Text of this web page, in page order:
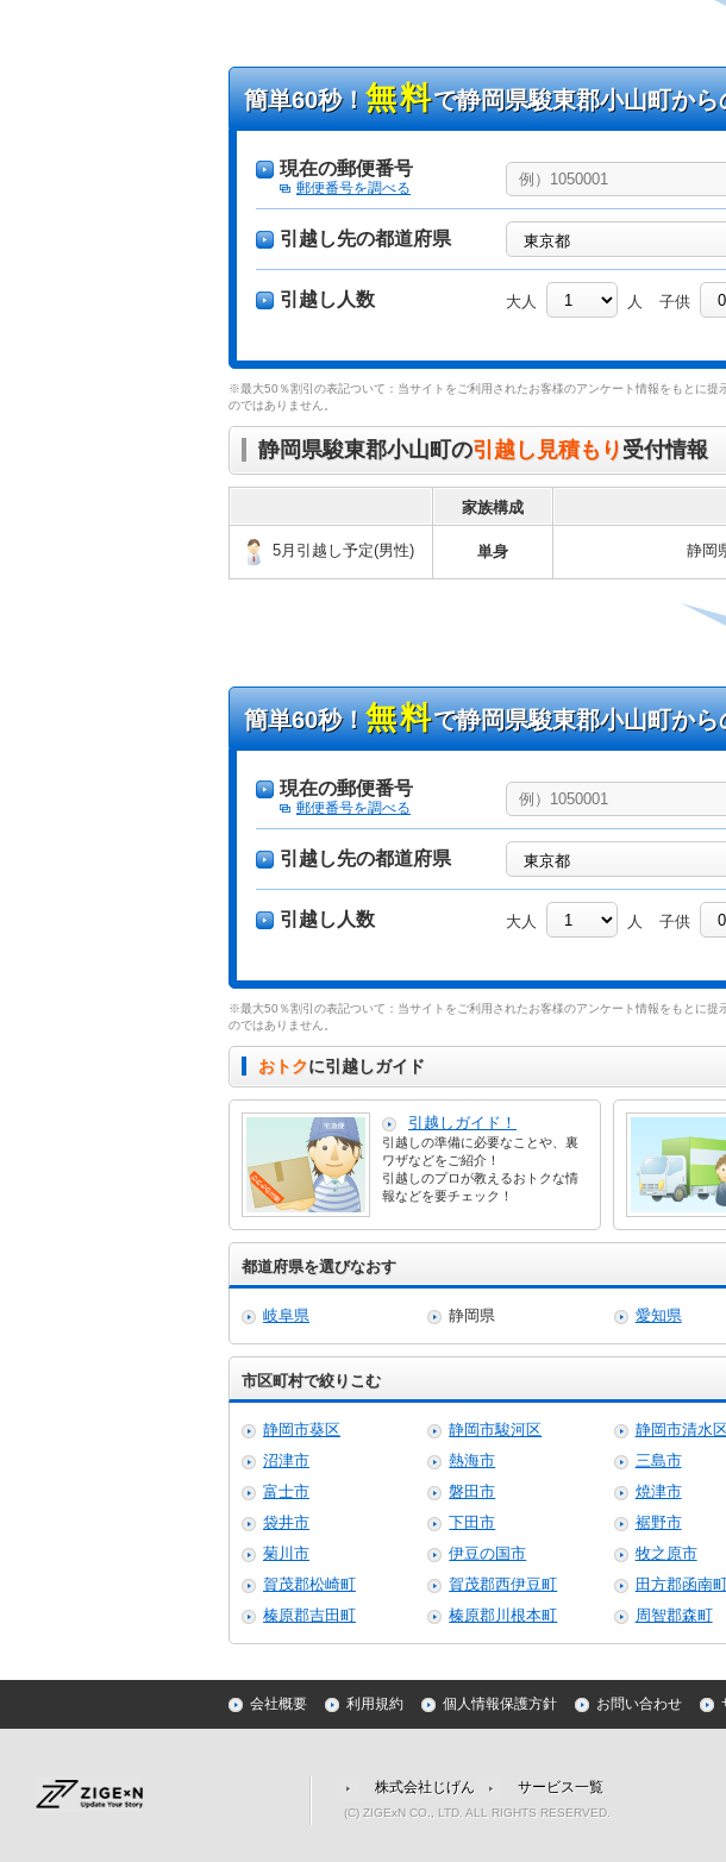
簡単60秒！無料で静岡県駿東郡小山町か
現在の郵便番号
郵便番号を調べる
引越し先の都道府県
引越し人数 大人 人 子供
※最大50％割引の表記ついて：当サイトをご利用されたお客様のアンケート情報をもとに
のではありません。
静岡県駿東郡小山町の引越し見積もり 受付情報
家族構成
5月引越し予定(男性) 単身 静岡
簡単60秒！無料で静岡県駿東郡小山町か
現在の郵便番号
郵便番号を調べる
引越し先の都道府県
引越し人数 大人 人 子供
※最大50％割引の表記ついて：当サイトをご利用されたお客様のアンケート情報をもとに
のではありません。
おトクに引越しガイド
引越しガイド！
引越しの準備に必要なことや、裏
ワザなどをご紹介！
引越しのプロが教えるおトクな情
報などを要チェック！
都道府県を選びなおす
岐阜県 静岡県 愛知県
市区町村で絞りこむ
静岡市葵区 静岡市駿河区 静岡市清水
沼津市
熱海市 三島市
富士市
磐田市 焼津市
袋井市
下田市 裾野市
菊川市
伊豆の国市 牧之原市
賀茂郡松崎町
賀茂郡西伊豆町 田方郡函南
榛原郡吉田町
榛原郡川根本町 周智郡森町
会社概要 利用規約 個人情報保護方針 お問い合わせ
株式会社じげん サービス一覧
(C) ZIGExN CO., LTD. ALL RIGHTS RESERVED.